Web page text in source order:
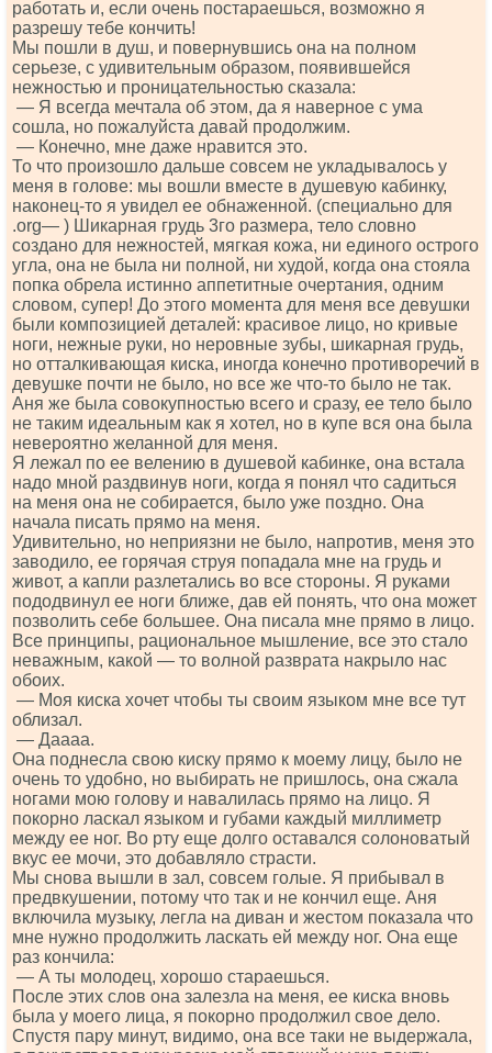
работать и, если очень постараешься, возможно я
разрешу тебе кончить!
Мы пошли в душ, и повернувшись она на полном
серьезе, с удивительным образом, появившейся
нежностью и проницательностью сказала:
— Я всегда мечтала об этом, да я наверное с ума
сошла, но пожалуйста давай продолжим.
— Конечно, мне даже нравится это.
То что произошло дальше совсем не укладывалось у
меня в голове: мы вошли вместе в душевую кабинку,
наконец-то я увидел ее обнаженной. (специально для
.оrg— ) Шикарная грудь 3го размера, тело словно
создано для нежностей, мягкая кожа, ни единого острого
угла, она не была ни полной, ни худой, когда она стояла
попка обрела истинно аппетитные очертания, одним
словом, супер! До этого момента для меня все девушки
были композицией деталей: красивое лицо, но кривые
ноги, нежные руки, но неровные зубы, шикарная грудь,
но отталкивающая киска, иногда конечно противоречий в
девушке почти не было, но все же что-то было не так.
Аня же была совокупностью всего и сразу, ее тело было
не таким идеальным как я хотел, но в купе вся она была
невероятно желанной для меня.
Я лежал по ее велению в душевой кабинке, она встала
надо мной раздвинув ноги, когда я понял что садиться
на меня она не собирается, было уже поздно. Она
начала писать прямо на меня.
Удивительно, но неприязни не было, напротив, меня это
заводило, ее горячая струя попадала мне на грудь и
живот, а капли разлетались во все стороны. Я руками
пододвинул ее ноги ближе, дав ей понять, что она может
позволить себе большее. Она писала мне прямо в лицо.
Все принципы, рациональное мышление, все это стало
неважным, какой — то волной разврата накрыло нас
обоих.
— Моя киска хочет чтобы ты своим языком мне все тут
облизал.
— Даааа.
Она поднесла свою киску прямо к моему лицу, было не
очень то удобно, но выбирать не пришлось, она сжала
ногами мою голову и навалилась прямо на лицо. Я
покорно ласкал языком и губами каждый миллиметр
между ее ног. Во рту еще долго оставался солоноватый
вкус ее мочи, это добавляло страсти.
Мы снова вышли в зал, совсем голые. Я прибывал в
предвкушении, потому что так и не кончил еще. Аня
включила музыку, легла на диван и жестом показала что
мне нужно продолжить ласкать ей между ног. Она еще
раз кончила:
— А ты молодец, хорошо стараешься.
После этих слов она залезла на меня, ее киска вновь
была у моего лица, я покорно продолжил свое дело.
Спустя пару минут, видимо, она все таки не выдержала,